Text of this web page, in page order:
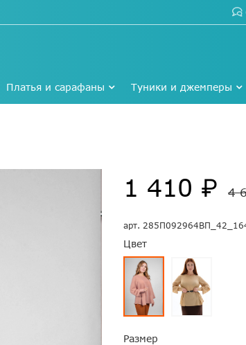
Платья и сарафаны Туники и джемперы
арт.
Цвет
Размер
1 410 ₽ 4